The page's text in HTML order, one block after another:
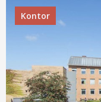
Kontor